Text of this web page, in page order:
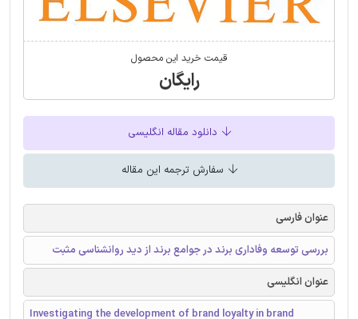
قیمت خرید این محصول
رایگان
دانلود مقاله انگلیسی
سفارش ترجمه این مقاله
عنوان فارسی
بررسی توسعه وفاداری برند در جوامع برند از دید روانشناسی مثبت
عنوان انگلیسی
Investigating the development of brand loyalty in brand